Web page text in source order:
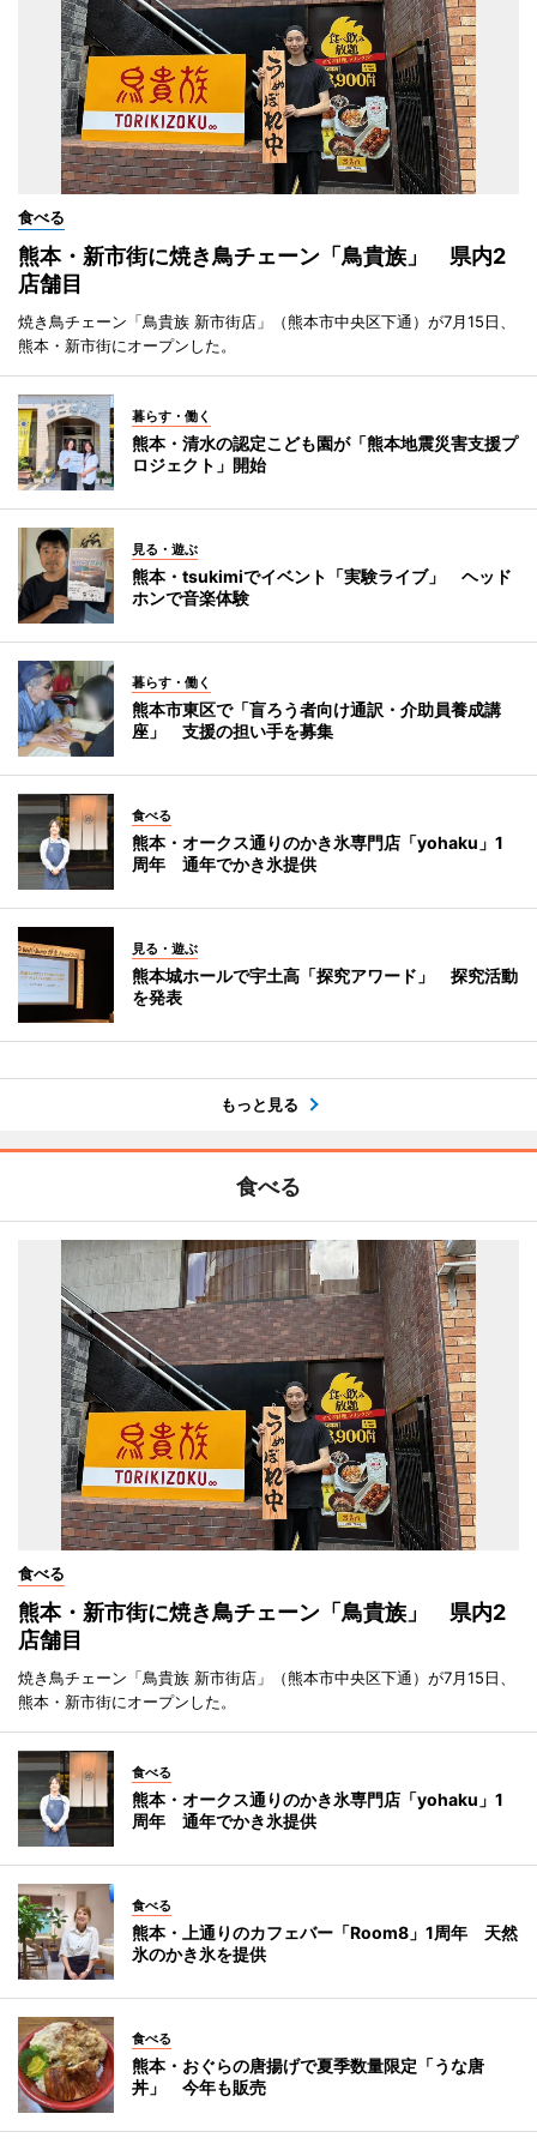
食べる
熊本・新市街に焼き鳥チェーン「鳥貴族」 県内2
店舗目
焼き鳥チェーン「鳥貴族 新市街店」（熊本市中央区下通）が7月15日、
熊本・新市街にオープンした。
暮らす・働く
熊本・清水の認定こども園が「熊本地震災害支援プ
ロジェクト」開始
見る・遊ぶ
熊本・tsukimiでイベント「実験ライブ」 ヘッド
ホンで音楽体験
暮らす・働く
熊本市東区で「盲ろう者向け通訳・介助員養成講
座」 支援の担い手を募集
食べる
熊本・オークス通りのかき氷専門店「yohaku」1
周年 通年でかき氷提供
見る・遊ぶ
熊本城ホールで宇土高「探究アワード」 探究活動
を発表
もっと見る
食べる
食べる
熊本・新市街に焼き鳥チェーン「鳥貴族」 県内2
店舗目
焼き鳥チェーン「鳥貴族 新市街店」（熊本市中央区下通）が7月15日、
熊本・新市街にオープンした。
食べる
熊本・オークス通りのかき氷専門店「yohaku」1
周年 通年でかき氷提供
食べる
熊本・上通りのカフェバー「Room8」1周年 天然
氷のかき氷を提供
食べる
熊本・おぐらの唐揚げで夏季数量限定「うな唐
丼」 今年も販売